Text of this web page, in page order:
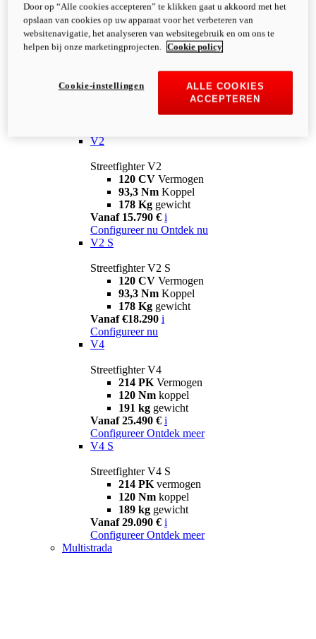
V2
Streetfighter V2
120 CV Vermogen
93,3 Nm Koppel
178 Kg gewicht
Vanaf 15.790 € i
Configureer nu Ontdek nu
V2 S
Streetfighter V2 S
120 CV Vermogen
93,3 Nm Koppel
178 Kg gewicht
Vanaf €18.290 i
Configureer nu
V4
Streetfighter V4
214 PK Vermogen
120 Nm koppel
191 kg gewicht
Vanaf 25.490 € i
Configureer Ontdek meer
V4 S
Streetfighter V4 S
214 PK vermogen
120 Nm koppel
189 kg gewicht
Vanaf 29.090 € i
Configureer Ontdek meer
Multistrada
Door op “Alle cookies accepteren” te klikken gaat u akkoord met het
opslaan van cookies op uw apparaat voor het verbeteren van
websitenavigatie, het analyseren van websitegebruik en om ons te
helpen bij onze marketingprojecten.
Cookie policy
ALLE COOKIES
ACCEPTEREN
Cookie-instellingen